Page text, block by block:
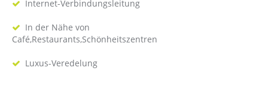
Internet-Verbindungsleitung
In der Nähe von
Café,Restaurants,Schönheitszentren
Luxus-Veredelung